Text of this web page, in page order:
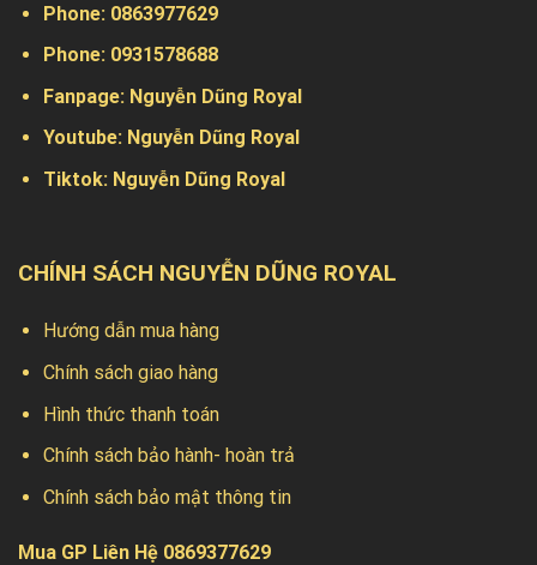
Phone: 0863977629
Phone: 0931578688
Fanpage: Nguyễn Dũng Royal
Youtube: Nguyễn Dũng Royal
Tiktok: Nguyễn Dũng Royal
CHÍNH SÁCH NGUYỄN DŨNG ROYAL
Hướng dẫn mua hàng
Chính sách giao hàng
Hình thức thanh toán
Chính sách bảo hành- hoàn trả
Chính sách bảo mật thông tin
Mua GP Liên Hệ 0869377629